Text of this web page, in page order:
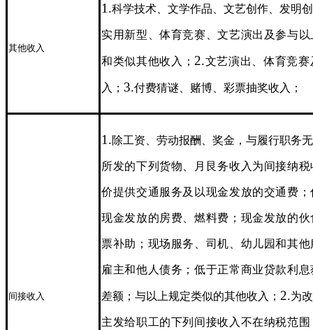
其他收入
1.科学技术、文学作品、文艺创作、发明
实用新型、体育竞赛、文艺演出及参与
和类似其他收入； 2.文艺演出、体育竞
入； 3.付费猜谜、赌博、彩票抽奖收入；
间接收入
1.除工资、劳动报酬、奖金，与履行职务
所发的下列货物、月艮务收入为间接纳
价提供交通服务及以现金发放的交通费
现金发放的房费、燃料费；现金发放的
票补助；现场服务、司机、幼儿园和其
雇主和他人债务；低于正常商业贷款利
差额；与以上规定类似的其他收入； 2.为
主发给职工的下列间接收入不在纳税范